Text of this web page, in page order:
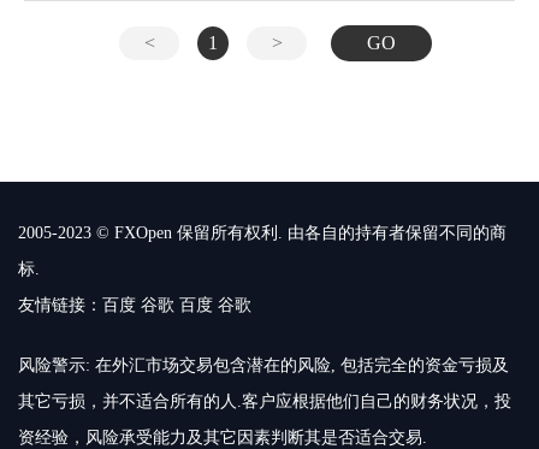
< 1 > GO
2005-2023 © FXOpen 保留所有权利. 由各自的持有者保留不同的商
标.
友情链接： 百度 谷歌 百度 谷歌
风险警示: 在外汇市场交易包含潜在的风险, 包括完全的资金亏损及
其它亏损，并不适合所有的人.客户应根据他们自己的财务状况，投
资经验，风险承受能力及其它因素判断其是否适合交易.